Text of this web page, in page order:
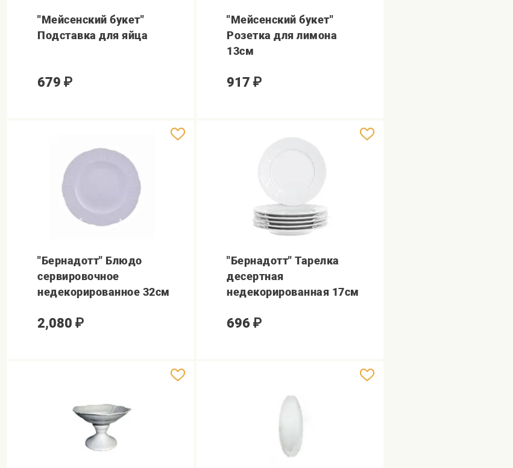
"Мейсенский букет"
Подставка для яйца
679 ₽
"Мейсенский букет"
Розетка для лимона
13см
917 ₽
"Бернадотт" Блюдо
сервировочное
недекорированное 32см
2,080 ₽
"Бернадотт" Тарелка
десертная
недекорированная 17см
696 ₽